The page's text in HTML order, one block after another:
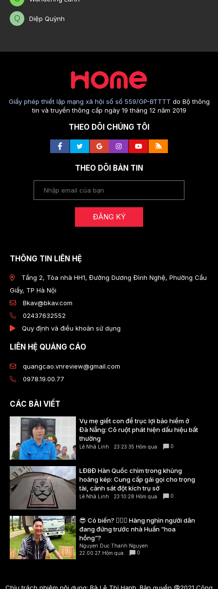
Q Diệp Quỳnh
Giấy phép thiết lập mạng xã hội số số 559/GP-BTTTT do Bộ thông
tin và truyền thông cấp ngày 19 tháng 12 năm 2019
THEO DÕI CHÚNG TÔI
THEO DÕI BẢN TIN
ĐĂNG KÝ
THÔNG TIN LIÊN HỆ
Tầng 2, Tòa nhà HH1, Đường Dương Đình Nghệ, Phường Cầu
Giấy, TP Hà Nội
Bkav@bkav.com
02437632552
Quy định và điều khoản sử dụng
LIÊN HỆ QUẢNG CÁO
quangcao.vnreview@gmail.com
0978.19.00.77
CÁC BÀI VIẾT
Vụ mẹ giết con để trục lợi bảo hiểm ở
Đà Nẵng: Cô ruột phát hiện dấu hiệu bất
thường
Lê Nhã Linh 23:23:35 Hôm qua 0
LĐBĐ Hàn Quốc chìm trong khủng
hoảng kép: Cung cấp gái gọi cho trọng
tài, cảnh sát đột kích trụ sở
Lê Nhã Linh 23:10:28 Hôm qua 0
😎 Có biến? 👮🏻‍♂️ Hàng nghìn người dân
đang đứng trước nhà Huấn “hoa
hồng”?
Nguyen Duc Thanh Nguyen
22:00:27 Hôm qua
0